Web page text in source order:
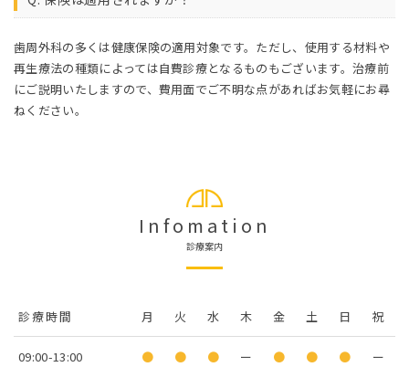
歯周外科の多くは健康保険の適用対象です。ただし、使用する材料や
再生療法の種類によっては自費診療となるものもございます。治療前
にご説明いたしますので、費用面でご不明な点があればお気軽にお尋
ねください。
Infomation
診療案内
診療時間 月 火 水 木 金 土 日 祝
09:00-13:00 ● ● ● ー ● ● ● ー